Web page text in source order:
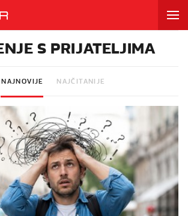
S PRIJATELJIMA
NAJNOVIJE NAJČITANIJE